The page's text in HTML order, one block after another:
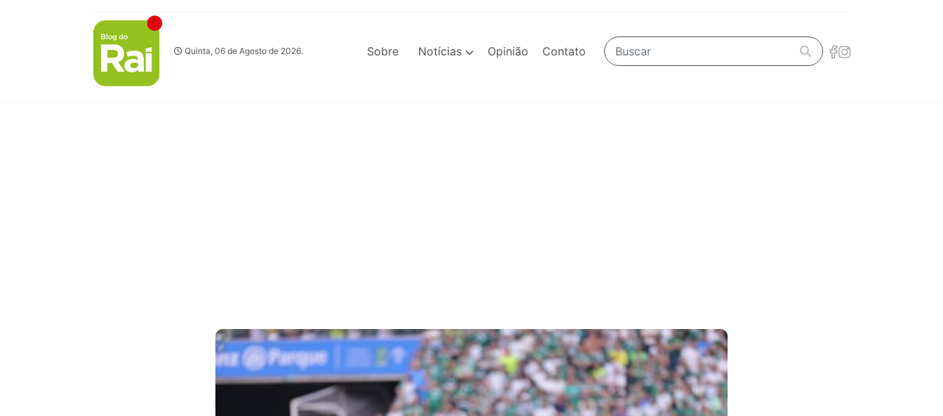
Quinta, 06 de Agosto de 2026. Sobre Notícias Opinião Contato